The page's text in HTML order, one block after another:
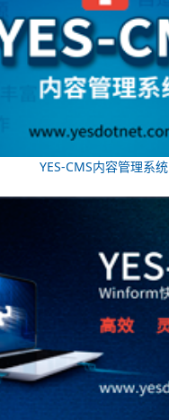
YES-CMS内容管理系统